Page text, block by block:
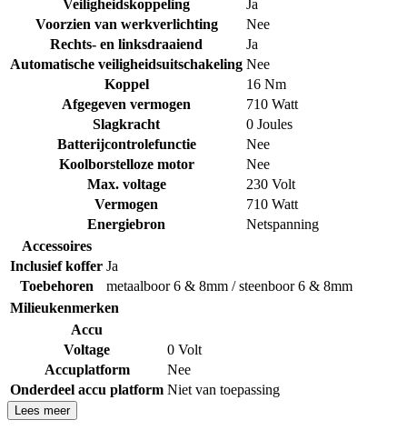
Veiligheidskoppeling
Ja
Voorzien van werkverlichting
Nee
Rechts- en linksdraaiend
Ja
Automatische veiligheidsuitschakeling Nee
Koppel
16 Nm
Afgegeven vermogen
710 Watt
Slagkracht
0 Joules
Batterijcontrolefunctie
Nee
Koolborstelloze motor
Nee
Max. voltage
230 Volt
Vermogen
710 Watt
Energiebron
Netspanning
Accessoires
Inclusief koffer Ja
Toebehoren
metaalboor 6 & 8mm / steenboor 6 & 8mm
Milieukenmerken
Accu
Voltage
0 Volt
Accuplatform
Nee
Onderdeel accu platform Niet van toepassing
Lees meer